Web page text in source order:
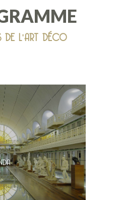
DE L'ART DÉCO